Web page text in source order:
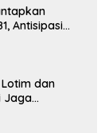
Antisipasi
dan
Jaga